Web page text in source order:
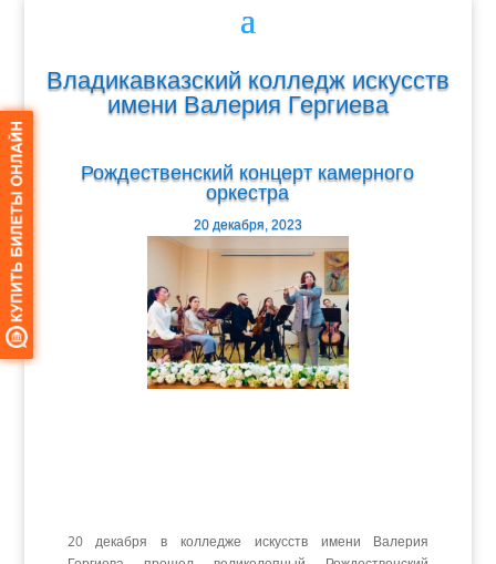
Владикавказский колледж искусств
имени Валерия Гергиева
Рождественский концерт камерного
оркестра
20 декабря, 2023
20 декабря в колледже искусств имени Валерия